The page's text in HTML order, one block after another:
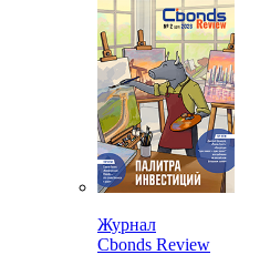
Журнал
Cbonds Review